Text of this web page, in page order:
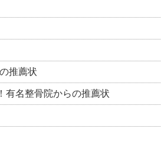
推薦状
有名整骨院からの推薦状